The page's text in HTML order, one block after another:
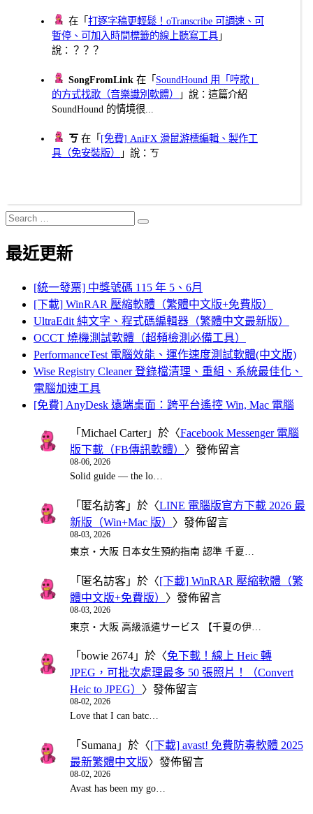
在「打逐字稿更輕鬆！oTranscribe 可調速、可
暫停、可加入時間標籤的線上聽寫工具 」
說：？？？
SongFromLink 在「 SoundHound 用「哼歌」
的方式找歌（音樂識別軟體）
」說：這篇介紹
SoundHound 的情境很...
ㄎ 在「 [免費] AniFX 滑鼠游標編輯、製作工
具（免安裝版）
」說：ㄎ
Search
for:
Search
最近更新
[統一發票] 中獎號碼 115 年 5、6月
[下載] WinRAR 壓縮軟體（繁體中文版+免費版）
UltraEdit 純文字、程式碼編輯器（繁體中文最新版）
OCCT 燒機測試軟體（超頻檢測必備工具）
PerformanceTest 電腦效能、運作速度測試軟體(中文版)
Wise Registry Cleaner 登錄檔清理、重組、系統最佳化、
電腦加速工具
[免費] AnyDesk 遠端桌面：跨平台遙控 Win, Mac 電腦
「 Michael Carter」於〈Facebook Messenger 電腦
版下載（FB傳訊軟體） 〉發佈留言
08-06, 2026
Solid guide — the lo…
「 匿名訪客 」於〈LINE 電腦版官方下載 2026 最
新版（Win+Mac 版） 〉發佈留言
08-03, 2026
東京・大阪 日本女生預約指南 認準 千夏…
「 匿名訪客 」於〈[下載] WinRAR 壓縮軟體（繁
體中文版+免費版） 〉發佈留言
08-03, 2026
東京・大阪 高級派遣サービス 【千夏の伊…
「 bowie 2674 」於〈免下載！線上 Heic 轉
JPEG，可批次處理最多 50 張照片！（Convert
Heic to JPEG） 〉發佈留言
08-02, 2026
Love that I can batc…
「 Sumana 」於〈[下載] avast! 免費防毒軟體 2025
最新繁體中文版〉發佈留言
08-02, 2026
Avast has been my go…